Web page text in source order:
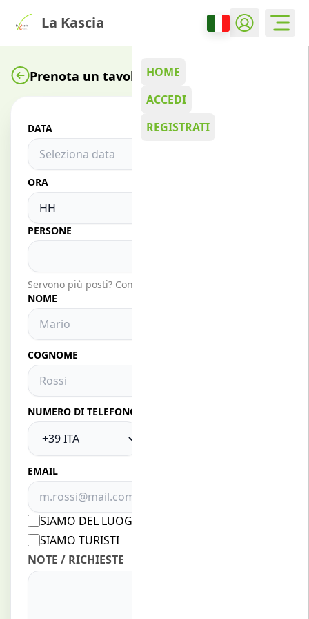
La Kascia
HOME
ACCEDI
REGISTRATI
Prenota un tavolo
DATA
ORA
PERSONE
Servono più posti? Contattaci direttamente.
NOME
COGNOME
NUMERO DI TELEFONO
EMAIL
SIAMO DEL LUOGO
SIAMO TURISTI
NOTE / RICHIESTE